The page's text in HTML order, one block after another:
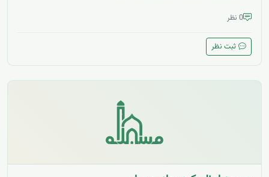
0 نظر
ثبت نظر